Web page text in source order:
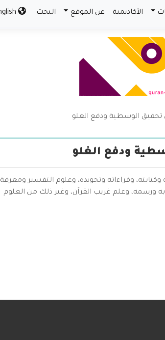
الأكاديمية عن الموقع البحث
تحقيق الوسطية ودفع الغلو
ودفع الغلو
وقراءاته وتجويده، وعلوم التفسير ومعرفة
ورسمه، وعلم غريب القرآن، وغير ذلك من العلوم